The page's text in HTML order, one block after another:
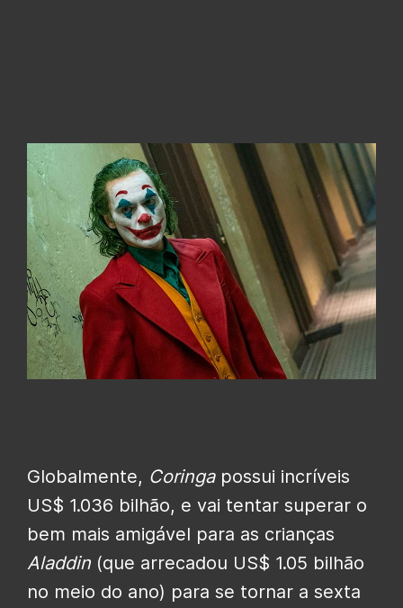
Globalmente, Coringapossui incríveis
US$ 1.036 bilhão, e vai tentar superar o
bem mais amigável para as crianças
Aladdin (que arrecadou US$ 1.05 bilhão
no meio do ano) para se tornar a sexta